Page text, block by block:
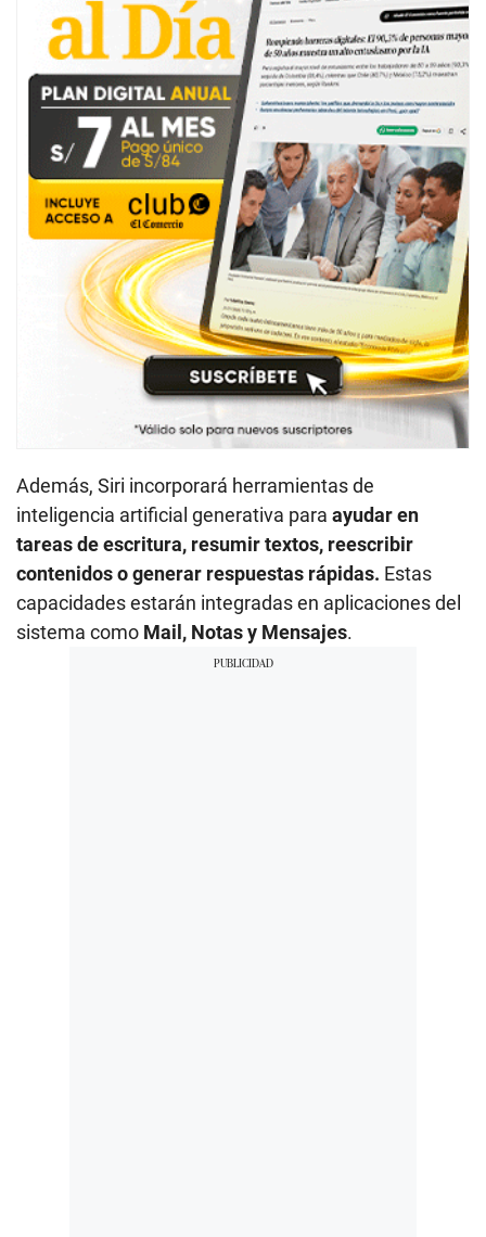
Además, Siri incorporará herramientas de
inteligencia artificial generativa para ayudar en
tareas de escritura, resumir textos, reescribir
contenidos o generar respuestas rápidas. Estas
capacidades estarán integradas en aplicaciones del
sistema como Mail, Notas y Mensajes.